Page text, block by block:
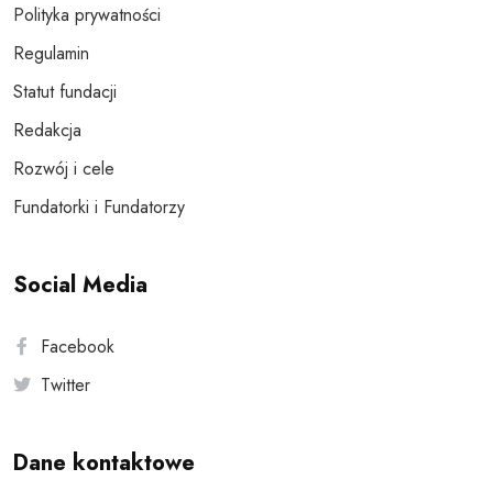
Polityka prywatności
Regulamin
Statut fundacji
Redakcja
Rozwój i cele
Fundatorki i Fundatorzy
Social Media
Facebook
Twitter
Dane kontaktowe